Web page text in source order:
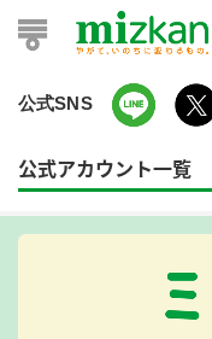
公式SNS
公式アカウント一覧